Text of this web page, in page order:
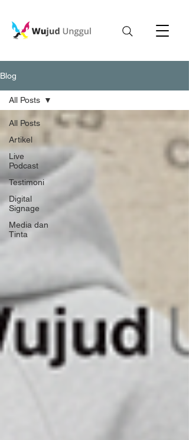
Blog
All Posts
Artikel
Live
Podcast
Testimoni
Digital
Signage
Media dan
Tinta
All Posts